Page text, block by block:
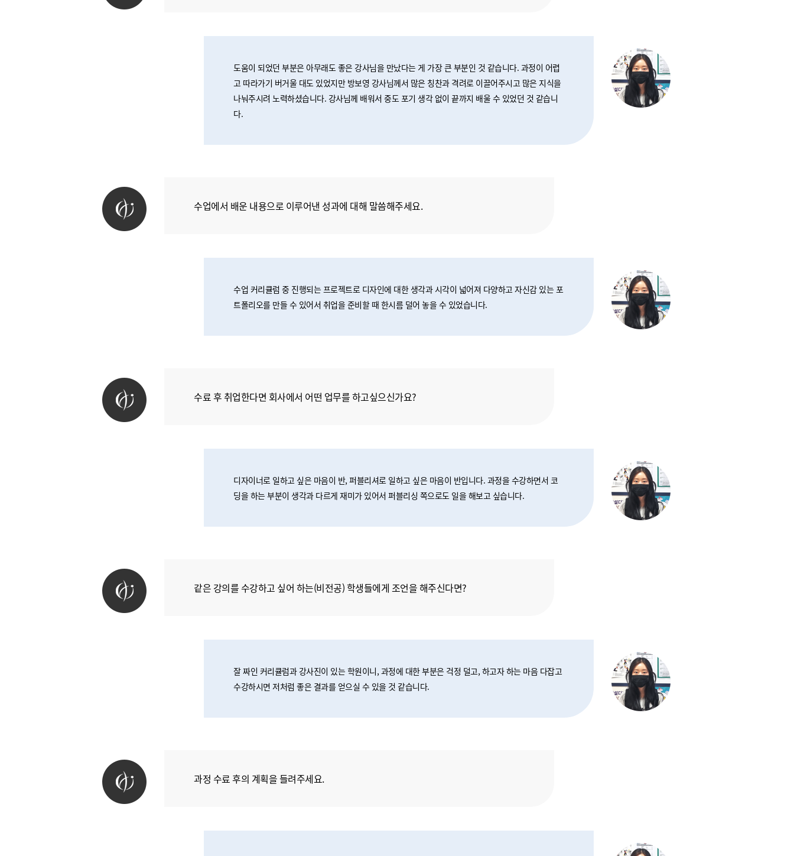
도움이 되었던 부분은 아무래도 좋은 강사님을 만났다는 게 가장 큰 부분인 것 같습니다. 과정이 어렵
고 따라가기 버거울 대도 있었지만 방보영 강사님께서 많은 칭찬과 격려로 이끌어주시고 많은 지식을
나눠주시려 노력하셨습니다. 강사님께 배워서 중도 포기 생각 없이 끝까지 배울 수 있었던 것 같습니
다.
수업에서 배운 내용으로 이루어낸 성과에 대해 말씀해주세요.
수업 커리큘럼 중 진행되는 프로젝트로 디자인에 대한 생각과 시각이 넓어져 다양하고 자신감 있는 포
트폴리오를 만들 수 있어서 취업을 준비할 때 한시름 덜어 놓을 수 있었습니다.
수료 후 취업한다면 회사에서 어떤 업무를 하고싶으신가요?
디자이너로 일하고 싶은 마음이 반, 퍼블리셔로 일하고 싶은 마음이 반입니다. 과정을 수강하면서 코
딩을 하는 부분이 생각과 다르게 재미가 있어서 퍼블리싱 쪽으로도 일을 해보고 싶습니다.
같은 강의를 수강하고 싶어 하는(비전공) 학생들에게 조언을 해주신다면?
잘 짜인 커리큘럼과 강사진이 있는 학원이니, 과정에 대한 부분은 걱정 덜고, 하고자 하는 마음 다잡고
수강하시면 저처럼 좋은 결과를 얻으실 수 있을 것 같습니다.
과정 수료 후의 계획을 들려주세요.